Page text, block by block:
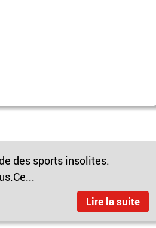
des sports insolites.
Lire la suite